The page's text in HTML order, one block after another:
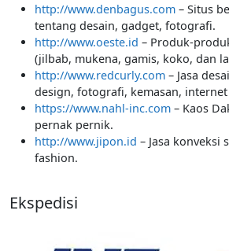
http://www.denbagus.com – Situs
tentang desain, gadget, fotografi.
http://www.oeste.id – Produk-
(jilbab, mukena, gamis, koko, dan
http://www.redcurly.com – Jasa
design, fotografi, kemasan,
https://www.nahl-inc.com – Kaos
pernak pernik.
http://www.jipon.id – Jasa konveksi
fashion.
Ekspedisi